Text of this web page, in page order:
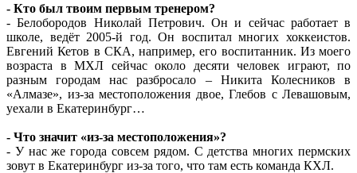
- Кто был твоим первым тренером?
- Белобородов Николай Петрович. Он и сейчас работает в
школе, ведёт 2005-й год. Он воспитал многих хоккеистов.
Евгений Кетов в СКА, например, его воспитанник. Из моего
возраста в МХЛ сейчас около десяти человек играют, по
разным городам нас разбросало – Никита Колесников в
«Алмазе», из-за местоположения двое, Глебов с Левашовым,
уехали в Екатеринбург…
- Что значит «из-за местоположения»?
- У нас же города совсем рядом. С детства многих пермских
зовут в Екатеринбург из-за того, что там есть команда КХЛ.